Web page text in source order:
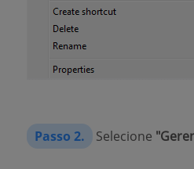
Passo 2. Selecione